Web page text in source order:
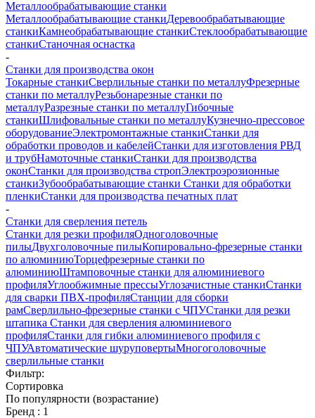
Металлообрабатывающие станки
Металлообрабатывающие станкиДеревообрабатывающие
станкиКамнеобрабатывающие станкиСтеклообрабатывающие
станкиСтаночная оснастка
-
Станки для производства окон
Токарные станкиСверлильные станки по металлуФрезерные
станки по металлуРезьбонарезные станки по
металлуРазрезные станки по металлуГибочные
станкиШлифовальные станки по металлуКузнечно-прессовое
оборудованиеЭлектромонтажные станкиСтанки для
обработки проводов и кабелейСтанки для изготовления РВД
и трубНамоточные станкиСтанки для производства
оконСтанки для производства стропЭлектроэрозионные
станкиЗубообрабатывающие станки Станки для обработки
пленкиСтанки для производства печатных плат
-
Станки для сверления петель
Станки для резки профиляОдноголовочные
пилыДвухголовочные пилыКопировально-фрезерные станки
по алюминиюТорцефрезерные станки по
алюминиюШтамповочные станки для алюминиевого
профиляУглообжимные прессыУглозачистные станкиСтанки
для сварки ПВХ-профиляСтанции для сборки
рамСверлильно-фрезерные станки с ЧПУСтанки для резки
штапика Станки для сверления алюминиевого
профиляСтанки для гибки алюминиевого профиля с
ЧПУАвтоматические шуруповертыМногоголовочные
сверлильные станки
Фильтр:
Сортировка
По популярности (возрастание)
Бренд : 1